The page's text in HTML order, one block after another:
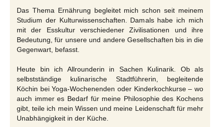
Das Thema Ernährung begleitet mich schon seit meinem
Studium der Kulturwissenschaften. Damals habe ich mich
mit der Esskultur verschiedener Zivilisationen und ihre
Bedeutung, für unsere und andere Gesellschaften bis in die
Gegenwart, befasst.
Heute bin ich Allrounderin in Sachen Kulinarik. Ob als
selbstständige kulinarische Stadtführerin, begleitende
Köchin bei Yoga-Wochenenden oder Kinderkochkurse – wo
auch immer es Bedarf für meine Philosophie des Kochens
gibt, teile ich mein Wissen und meine Leidenschaft für mehr
Unabhängigkeit in der Küche.